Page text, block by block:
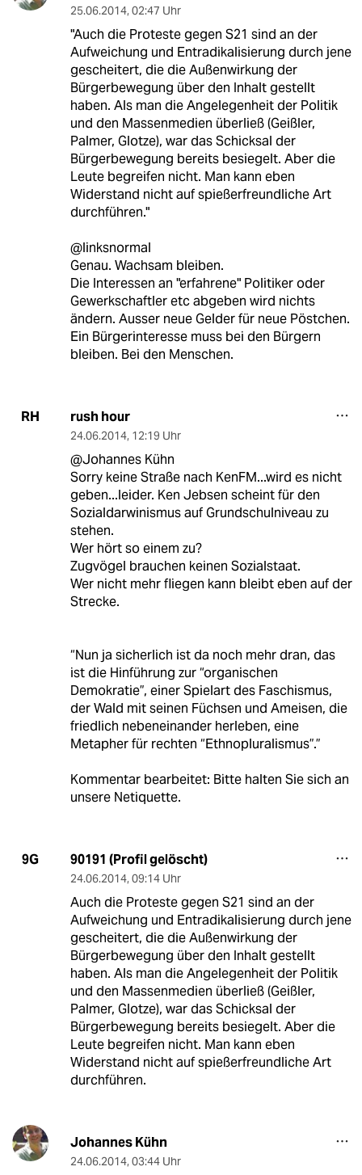
25.06.2014, 02:47 Uhr
"Auch die Proteste gegen S21 sind an der
Aufweichung und Entradikalisierung durch jene
gescheitert, die die Außenwirkung der
Bürgerbewegung über den Inhalt gestellt
haben. Als man die Angelegenheit der Politik
und den Massenmedien überließ (Geißler,
Palmer, Glotze), war das Schicksal der
Bürgerbewegung bereits besiegelt. Aber die
Leute begreifen nicht. Man kann eben
Widerstand nicht auf spießerfreundliche Art
durchführen."
@linksnormal
Genau. Wachsam bleiben.
Die Interessen an "erfahrene" Politiker oder
Gewerkschaftler etc abgeben wird nichts
ändern. Ausser neue Gelder für neue Pöstchen.
Ein Bürgerinteresse muss bei den Bürgern
bleiben. Bei den Menschen.
RH rush hour
24.06.2014, 12:19 Uhr
@Johannes Kühn
Sorry keine Straße nach KenFM...wird es nicht
geben...leider. Ken Jebsen scheint für den
Sozialdarwinismus auf Grundschulniveau zu
stehen.
Wer hört so einem zu?
Zugvögel brauchen keinen Sozialstaat.
Wer nicht mehr fliegen kann bleibt eben auf der
Strecke.
“Nun ja sicherlich ist da noch mehr dran, das
ist die Hinführung zur “organischen
Demokratie”, einer Spielart des Faschismus,
der Wald mit seinen Füchsen und Ameisen, die
friedlich nebeneinander herleben, eine
Metapher für rechten “Ethnopluralismus”.”
Kommentar bearbeitet: Bitte halten Sie sich an
unsere Netiquette.
9G 90191 (Profil gelöscht)
24.06.2014, 09:14 Uhr
Auch die Proteste gegen S21 sind an der
Aufweichung und Entradikalisierung durch jene
gescheitert, die die Außenwirkung der
Bürgerbewegung über den Inhalt gestellt
haben. Als man die Angelegenheit der Politik
und den Massenmedien überließ (Geißler,
Palmer, Glotze), war das Schicksal der
Bürgerbewegung bereits besiegelt. Aber die
Leute begreifen nicht. Man kann eben
Widerstand nicht auf spießerfreundliche Art
durchführen.
Johannes Kühn
24.06.2014, 03:44 Uhr